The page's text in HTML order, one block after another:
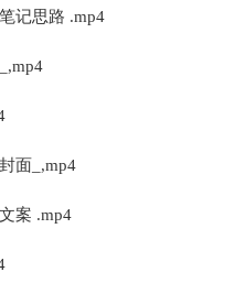
记思路 .mp4
面_,mp4
案 .mp4